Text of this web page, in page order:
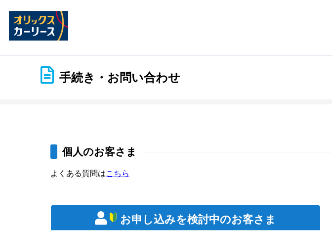
手続き・お問い合わせ
個人のお客さま
よくある質問はこちら
お申し込みを検討中のお客さま